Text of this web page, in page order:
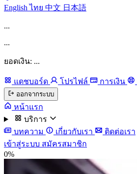
Englishไทย 中文 日本語
...
...
ยอดเงิน: ...
แดชบอร์ด โปรไฟล์ การเงิน
ออกจากระบบ
หน้าแรก
บริการ
บทความ
เกี่ยวกับเรา
ติดต่อเรา
เข้าสู่ระบบ สมัครสมาชิก
0%